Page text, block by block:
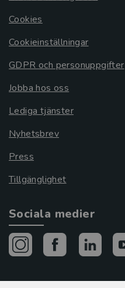
Cookies
Cookieinställningar
GDPR och personuppgifter
Jobba hos oss
Lediga tjänster
Nyhetsbrev
Press
Tillgänglighet
Sociala medier